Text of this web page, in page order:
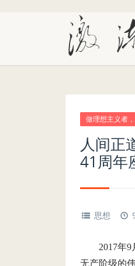
做理想主义者
人间正
41周年
思想
2017年9
无产阶级的